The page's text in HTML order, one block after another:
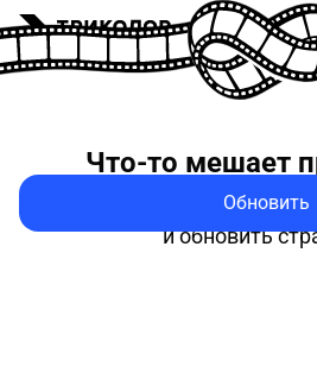
Что-то мешает
Попробуйте
и обновить
Обновить